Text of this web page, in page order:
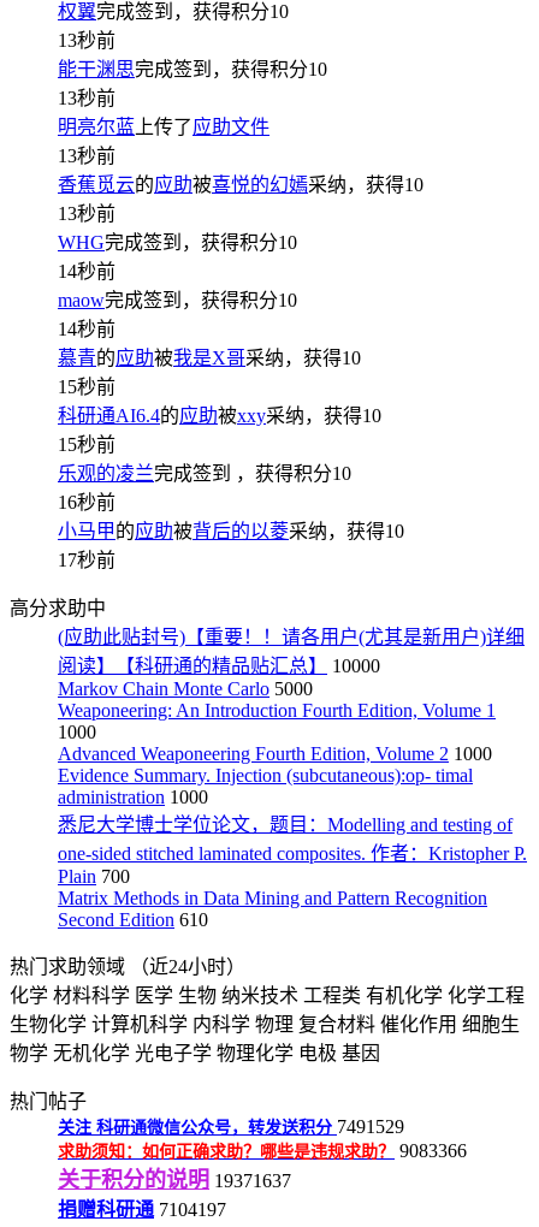
权翼完成签到，获得积分10
13秒前
能干渊思完成签到，获得积分10
13秒前
明亮尔蓝 上传了应助文件
13秒前
香蕉觅云的应助被喜悦的幻嫣采纳，获得10
13秒前
WHG完成签到，获得积分10
14秒前
maow完成签到，获得积分10
14秒前
慕青的应助被我是X哥采纳，获得10
15秒前
科研通AI6.4的应助被xxy采纳，获得10
15秒前
乐观的凌兰完成签到 ，获得积分10
16秒前
小马甲的应助被背后的以菱采纳，获得10
17秒前
高分求助中
(应助此贴封号)【重要！！请各用户(尤其是新用户)详细
阅读】【科研通的精品贴汇总】
10000
Markov Chain Monte Carlo 5000
Weaponeering: An Introduction Fourth Edition, Volume 1
1000
Advanced Weaponeering Fourth Edition, Volume 2 1000
Evidence Summary. Injection (subcutaneous):op- timal
administration 1000
悉尼大学博士学位论文，题目：Modelling and testing of
one-sided stitched laminated composites. 作者：Kristopher P.
Plain 700
Matrix Methods in Data Mining and Pattern Recognition
Second Edition 610
热门求助领域
（近24小时）
化学 材料科学 医学 生物 纳米技术 工程类 有机化学 化学工程
生物化学 计算机科学 内科学 物理 复合材料 催化作用 细胞生
物学 无机化学 光电子学 物理化学 电极 基因
热门帖子
关注 科研通微信公众号，转发送积分 7491529
求助须知：如何正确求助？哪些是违规求助？ 9083366
关于积分的说明 19371637
捐赠科研通 7104197